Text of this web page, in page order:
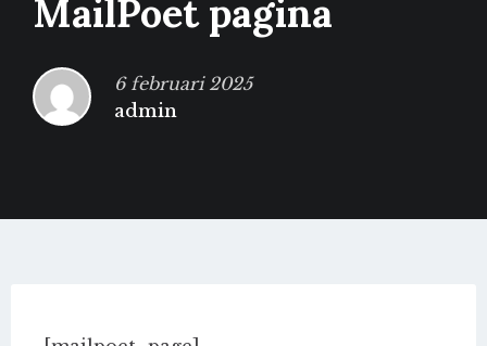
MailPoet pagina
6 februari 2025
admin